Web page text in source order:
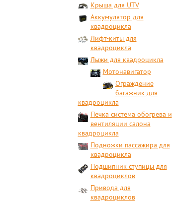
Крыша для UTV
Аккумулятор для
квадроцикла
Лифт-киты для
квадроцикла
Лыжи для квадроцикла
Мотонавигатор
Ограждение
багажник для
квадроцикла
Печка система обогрева и
вентиляции салона
квадроцикла
Подножки пассажира для
квадроцикла
Подшипник ступицы для
квадроциклов
Привода для
квадроциклов